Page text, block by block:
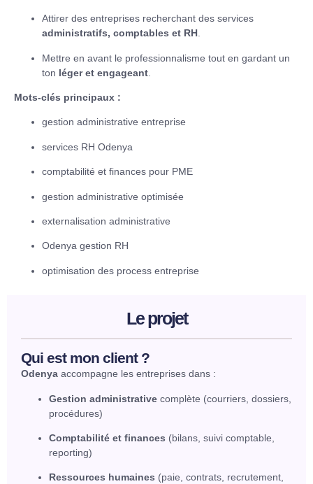
Attirer des entreprises recherchant des services
administratifs, comptables et RH.
Mettre en avant le professionnalisme tout en gardant un
ton léger et engageant
Mots-clés principaux :
gestion administrative entreprise
services RH Odenya
comptabilité et finances pour PME
gestion administrative optimisée
externalisation administrative
Odenya gestion RH
optimisation des process entreprise
Le projet
Qui est mon client ?
Odenya accompagne les entreprises dans :
Gestion administrative complète (courriers, dossiers,
procédures)
Comptabilité et finances (bilans, suivi comptable,
reporting)
Ressources humaines (paie, contrats, recrutement,